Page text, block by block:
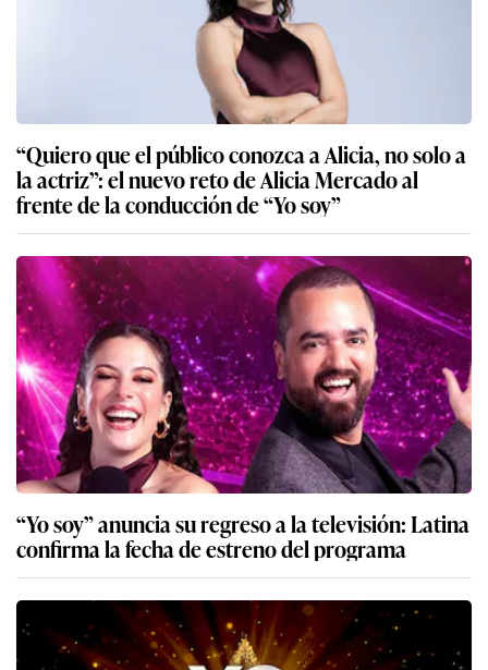
“Quiero que el público conozca a Alicia, no solo a
la actriz”: el nuevo reto de Alicia Mercado al
frente de la conducción de “Yo soy”
“Yo soy” anuncia su regreso a la televisión: Latina
confirma la fecha de estreno del programa